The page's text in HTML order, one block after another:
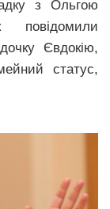
з Ольгою
Євдокію,
статус,